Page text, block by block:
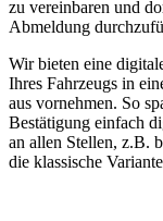
zu vereinbaren und
Abmeldung
Wir bieten eine
Ihres Fahrzeugs in
aus vornehmen. So
Bestätigung einfach
an allen Stellen, z.B.
die klassische